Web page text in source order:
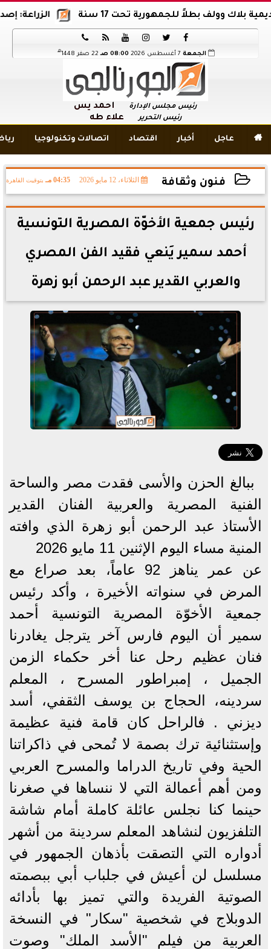
الزراعة: إصدار 12 ألف موافقة وتصريح بالمبيدات خلال 6 شهور بطلاً للجمهورية تحت 17 سنة






الجمعة 08:00 صـ 22 صفر 1448 هـ
رئيس مجلس الإدارة أحمد يس
رئيس التحرير علاء طه
 عاجل أخبار اقتصاد اتصالات وتكنولوجيا
فنون وثقافة الثلاثاء، 12 مايو 2026 04:35 مـ بتوقيت القاهرة
2026-05-12 16:35:37
رئيس جمعية الأخوّة المصرية التونسية
أحمد سمير يَنعي فقيد الفن المصري
والعربي القدير عبد الرحمن أبو زهرة
ببالغ الحزن والأسى فقدت مصر والساحة
الفنية المصرية والعربية الفنان القدير
الأستاذ عبد الرحمن أبو زهرة الذي وافته
المنية مساء اليوم الإثنين 11 مايو 2026
عن عمر يناهز 92 عاماً، بعد صراع مع
المرض في سنواته الأخيرة ، وأكد رئيس
جمعية الأخوّة المصرية التونسية أحمد
سمير أن اليوم فارس آخر يترجل يغادرنا
فنان عظيم رحل عنا أخر حكماء الزمن
الجميل ، إمبراطور المسرح ، المعلم
سردينه، الحجاج بن يوسف الثقفي، أسد
ديزني . فالراحل كان قامة فنية عظيمة
وإستثنائية ترك بصمة لا تُمحى في ذاكراتنا
الحية وفي تاريخ الدراما والمسرح العربي
ومن أهم أعمالة التي لا ننساها في صغرنا
حينما كنا نجلس عائلة كاملة أمام شاشة
التلفزيون لنشاهد المعلم سردينة من أشهر
أدواره التي التصقت بأذهان الجمهور في
مسلسل لن أعيش في جلباب أبي ببصمته
الصوتية الفريدة والتي تميز بها بأدائه
الدوبلاج في شخصية "سكار" في النسخة
العربية من فيلم "الأسد الملك" وصوت